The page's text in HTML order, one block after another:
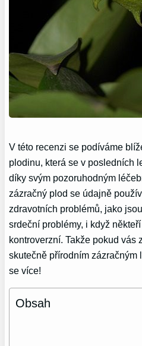
V této recenzi se podíváme
plodinu, která se v posledních
díky svým pozoruhodným
zázračný plod se údajně
zdravotních problémů, jako
srdeční problémy, i když
kontroverzní. Takže pokud vás
skutečně přírodním zázračným
se více!
Obsah